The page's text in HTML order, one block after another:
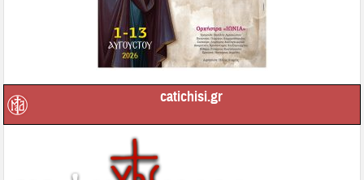
catichisi.gr